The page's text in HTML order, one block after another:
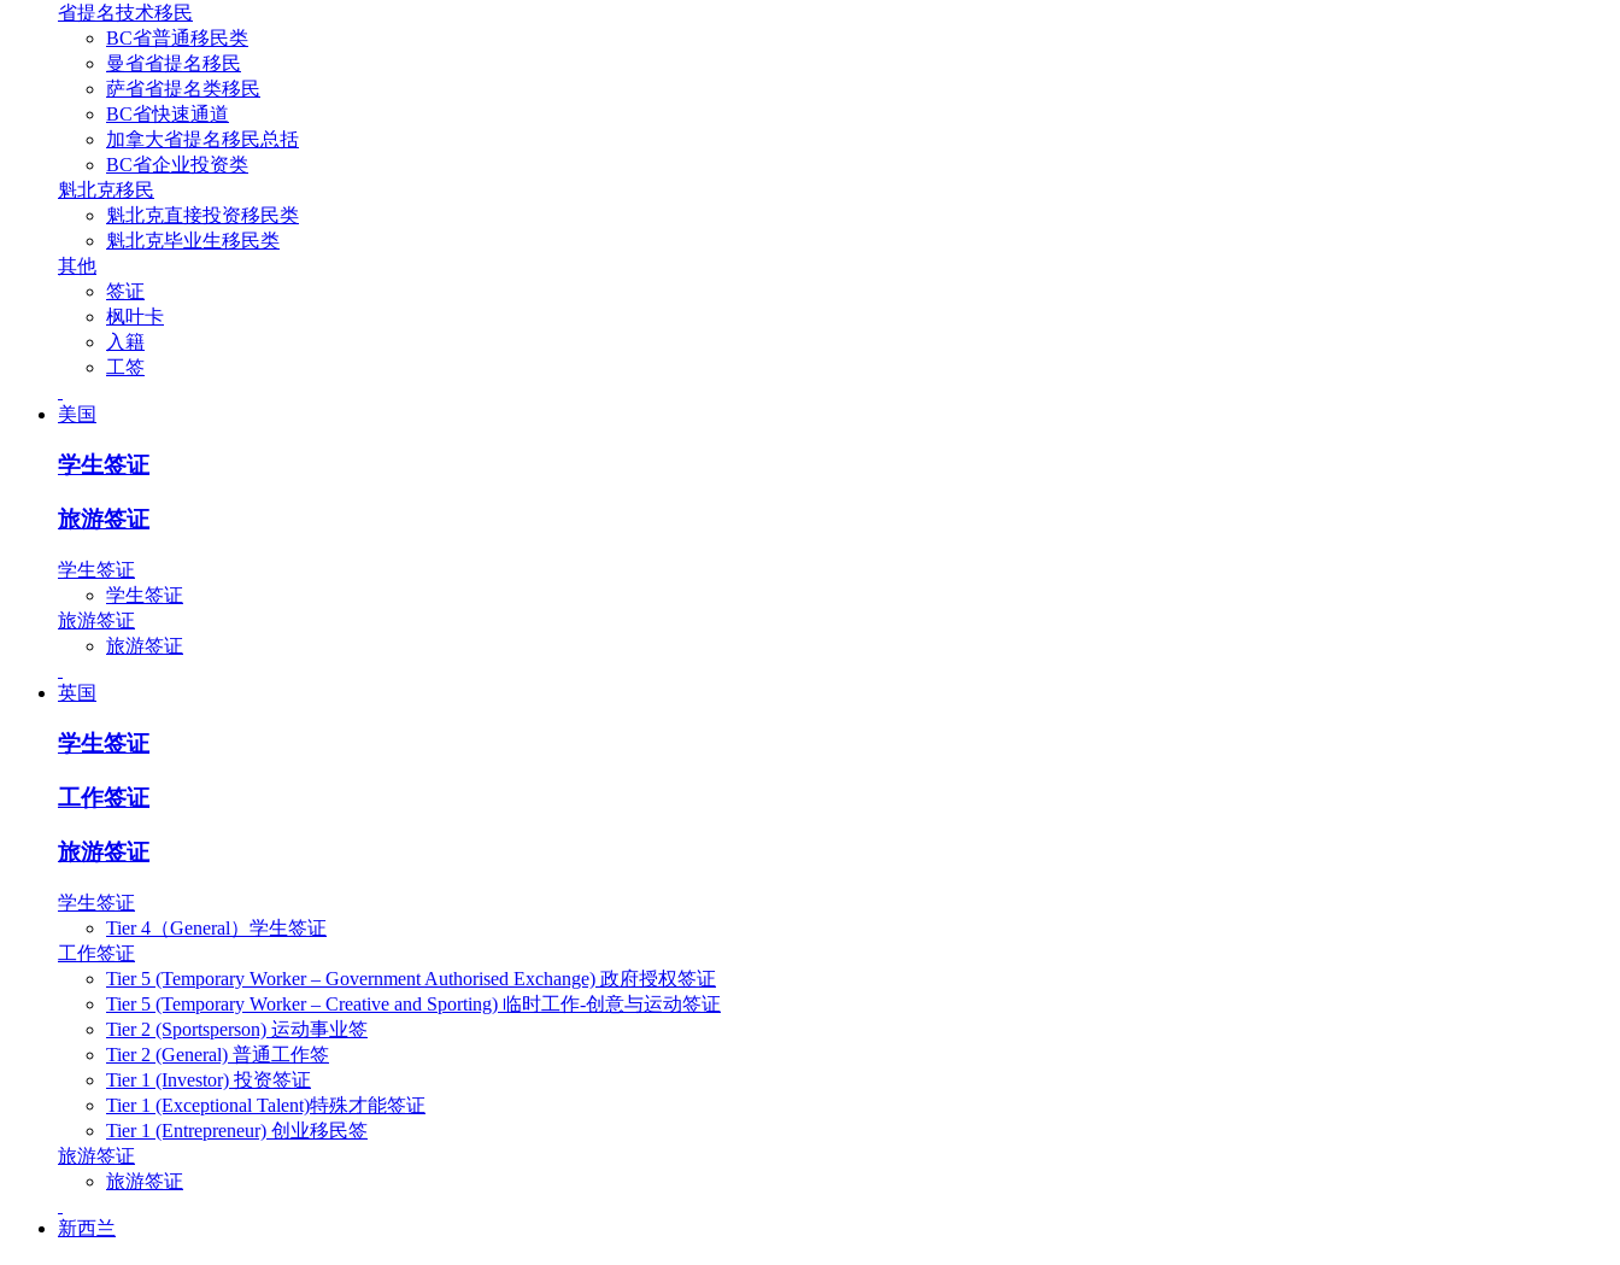
省提名技术移民
BC省普通移民类
曼省省提名移民
萨省省提名类移民
BC省快速通道
加拿大省提名移民总括
BC省企业投资类
魁北克移民
魁北克直接投资移民类
魁北克毕业生移民类
其他
签证
枫叶卡
入籍
工签
美国
学生签证
旅游签证
学生签证
学生签证
旅游签证
旅游签证
英国
学生签证
工作签证
旅游签证
学生签证
Tier 4（General）学生签证
工作签证
Tier 5 (Temporary Worker – Government Authorised Exchange) 政府授权签证
Tier 5 (Temporary Worker – Creative and Sporting) 临时工作-创意与运动签证
Tier 2 (Sportsperson) 运动事业签
Tier 2 (General) 普通工作签
Tier 1 (Investor) 投资签证
Tier 1 (Exceptional Talent)特殊才能签证
Tier 1 (Entrepreneur) 创业移民签
旅游签证
旅游签证
新西兰